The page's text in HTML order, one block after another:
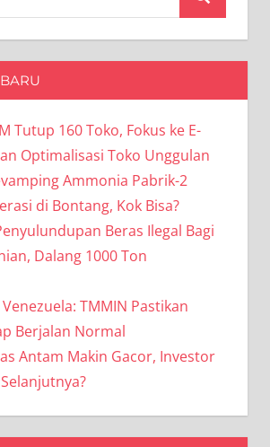
Search
Tutup 160 Toko, Fokus ke E-
Optimalisasi Toko Unggulan
Ammonia Pabrik-2
di Bontang, Kok Bisa?
Beras Ilegal Bagi
Dalang 1000 Ton
TMMIN Pastikan
Berjalan Normal
Antam Makin Gacor, Investor